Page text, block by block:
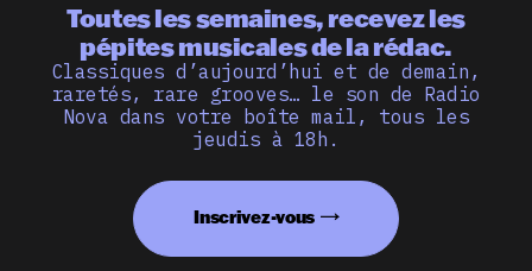
Toutes les semaines, recevez les
pépites musicales de la rédac.
Classiques d’aujourd’hui et de demain,
raretés, rare grooves… le son de Radio
Nova dans votre boîte mail, tous les
jeudis à 18h.
Inscrivez-vous